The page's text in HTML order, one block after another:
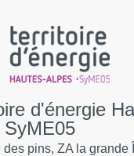
d'énergie
SyME05
des pins, ZA la grande